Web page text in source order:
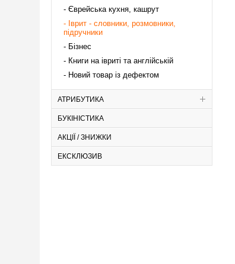
Єврейська кухня, кашрут
Іврит - словники, розмовники,
підручники
Бізнес
Книги на івриті та англійській
Новий товар із дефектом
АТРИБУТИКА
БУКІНІСТИКА
АКЦІЇ / ЗНИЖКИ
ЕКСКЛЮЗИВ